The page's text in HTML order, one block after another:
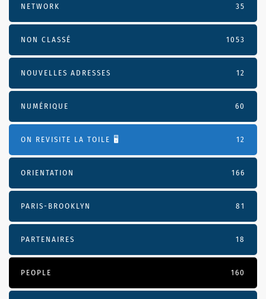
NETWORK 35
NON CLASSÉ 1053
NOUVELLES ADRESSES 12
NUMÉRIQUE 60
ON REVISITE LA TOILE 🖥️ 12
ORIENTATION 166
PARIS-BROOKLYN 81
PARTENAIRES 18
PEOPLE 160